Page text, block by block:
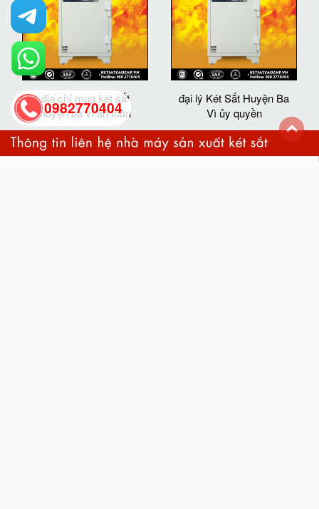
địa chỉ mua két sắt
huyện ba vì an toàn
đại lý Két Sắt Huyện Ba
Vì ủy quyền
0982770404
back